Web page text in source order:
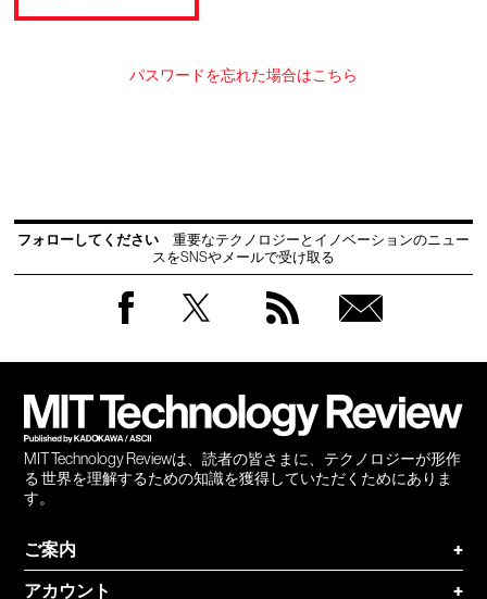
パスワードを忘れた場合はこちら
フォローしてください
重要なテクノロジーとイノベーションのニュー
スをSNSやメールで受け取る
MIT Technology Reviewは、読者の皆さまに、テクノロジーが形作
る 世界を理解するための知識を獲得していただくためにありま
す。
ご案内
+
アカウント
+